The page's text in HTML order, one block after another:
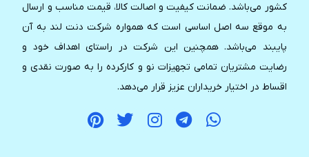
کشور می‌باشد. ضمانت کیفیت و اصالت کالا، قیمت مناسب و ارسال
به موقع سه اصل اساسی است که همواره شرکت دنت لند به آن
پایبند می‌باشد. همچنین این شرکت در راستای اهداف خود و
رضایت مشتریان تمامی تجهیزات نو و کارکرده را به صورت نقدی و
اقساط در اختیار خریداران عزیز قرار می‌دهد.